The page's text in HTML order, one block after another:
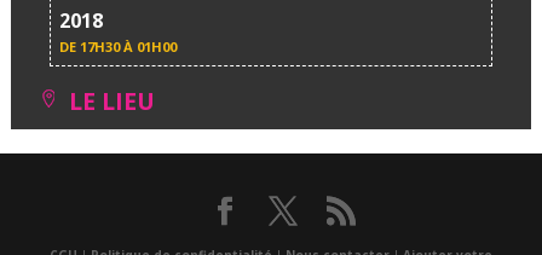
2018
DE 17H30 À 01H00
LE LIEU